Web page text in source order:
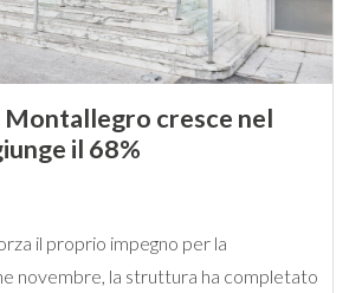
Montallegro cresce nel
il 68%
il proprio impegno per la
novembre, la struttura ha completato